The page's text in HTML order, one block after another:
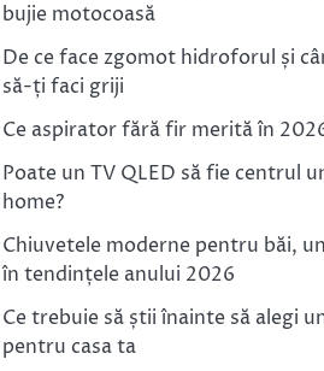
bujie motocoasă
De ce face zgomot hidroforul și
să-ți faci griji
Ce aspirator fără fir merită în
Poate un TV QLED să fie centrul
home?
Chiuvetele moderne pentru băi,
în tendințele anului 2026
Ce trebuie să știi înainte să alegi
pentru casa ta